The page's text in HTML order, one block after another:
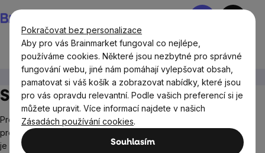
Pokračovat bez personalizace
Aby pro vás Brainmarket fungoval co nejlépe,
používáme cookies. Některé jsou nezbytné pro správné
fungování webu, jiné nám pomáhají vylepšovat obsah,
pamatovat si váš košík a zobrazovat nabídky, které jsou
pro vás opravdu relevantní. Podle vašich preferencí si je
můžete upravit. Více informací najdete v našich
Zásadách používání cookies.
Souhlasím
na
obsah
Nákupní
Oblečení a doplňky
Sportovní oblečení a doplňky
Pro milovníky aktivního životního stylu – tato kategorie je právě
pro vás! Zde najdete široký výběr sportovního oblečení, které
je vyrobeno tak, aby vám poskytlo maximální pohodlí při všech